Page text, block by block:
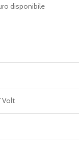
disponibile
Volt